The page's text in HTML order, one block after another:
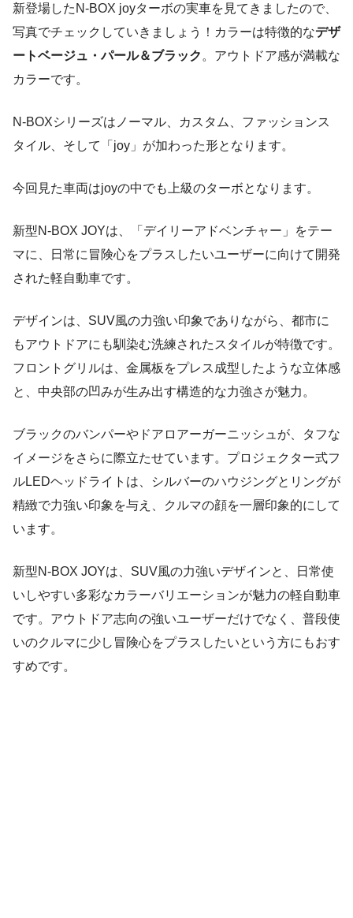
新登場したN-BOX joyターボの実車を見てきましたので、
写真でチェックしていきましょう！カラーは特徴的なデザ
ートベージュ・パール＆ブラック 。アウトドア感が満載な
カラーです。
N-BOXシリーズはノーマル、カスタム、ファッションス
タイル、そして「joy」が加わった形となります。
今回見た車両はjoyの中でも上級のターボとなります。
新型N-BOX JOYは、「デイリーアドベンチャー」をテー
マに、日常に冒険心をプラスしたいユーザーに向けて開発
された軽自動車です。
デザインは、SUV風の力強い印象でありながら、都市に
もアウトドアにも馴染む洗練されたスタイルが特徴です。
フロントグリルは、金属板をプレス成型したような立体感
と、中央部の凹みが生み出す構造的な力強さが魅力。
ブラックのバンパーやドアロアーガーニッシュが、タフな
イメージをさらに際立たせています。プロジェクター式フ
ルLEDヘッドライトは、シルバーのハウジングとリングが
精緻で力強い印象を与え、クルマの顔を一層印象的にして
います。
新型N-BOX JOYは、SUV風の力強いデザインと、日常使
いしやすい多彩なカラーバリエーションが魅力の軽自動車
です。アウトドア志向の強いユーザーだけでなく、普段使
いのクルマに少し冒険心をプラスしたいという方にもおす
すめです。